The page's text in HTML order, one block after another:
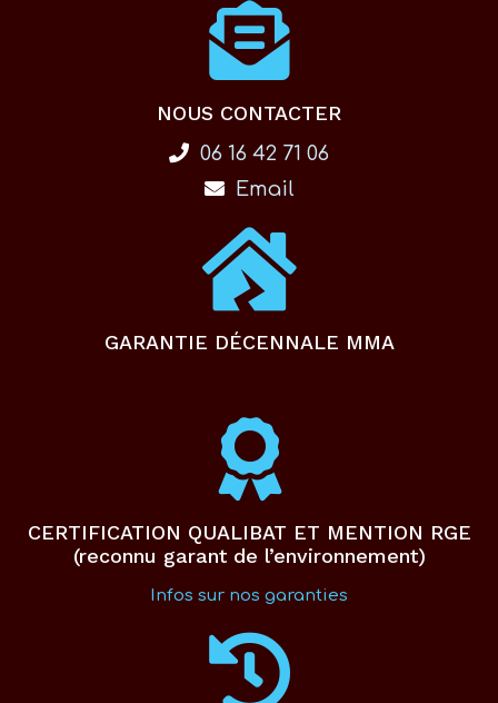
NOUS CONTACTER
06 16 42 71 06
Email
GARANTIE DÉCENNALE MMA
CERTIFICATION QUALIBAT ET MENTION RGE
(reconnu garant de l’environnement)
Infos sur nos garanties